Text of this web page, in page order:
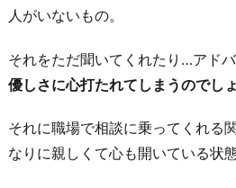
人がいないもの。
それをただ聞いてくれたり…アド
優しさに心打たれてしまうのでしょ
それに職場で相談に乗ってくれる
なりに親しくて心も開いている状